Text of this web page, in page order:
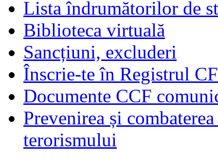
Lista îndrumătorilor de
Biblioteca virtuală
Sancțiuni, excluderi
Înscrie-te în Registrul
Documente CCF
Prevenirea și
terorismului